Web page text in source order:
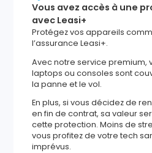
Vous avez accès à une
avec Leasi+
Protégez vos appareils
l’assurance Leasi+.
Avec notre service premium,
laptops ou consoles sont
la panne et le vol.
En plus, si vous décidez de
en fin de contrat, sa valeur
cette protection. Moins de
vous profitez de votre tech
imprévus.